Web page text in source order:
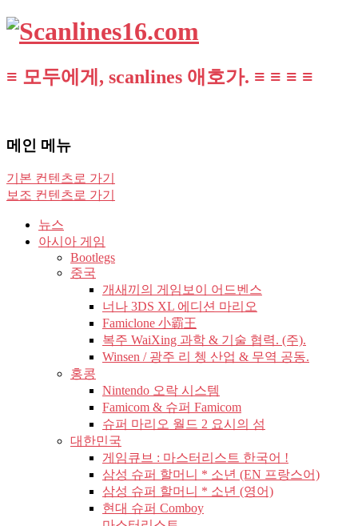
≡ 모두에게, scanlines 애호가. ≡ ≡ ≡ ≡
메인 메뉴
기본 컨텐츠로 가기
보조 컨텐츠로 가기
뉴스
아시아 게임
Bootlegs
중국
개새끼의 게임보이 어드벤스
너나 3DS XL 에디션 마리오
Famiclone 小霸王
복주 WaiXing 과학 & 기술 협력. (주).
Winsen / 광주 리 쳉 산업 & 무역 공동.
홍콩
Nintendo 오락 시스템
Famicom & 슈퍼 Famicom
슈퍼 마리오 월드 2 요시의 섬
대한민국
게임큐브 : 마스터리스트 한국어 !
삼성 슈퍼 할머니 * 소년 (EN 프랑스어)
삼성 슈퍼 할머니 * 소년 (영어)
현대 슈퍼 Comboy